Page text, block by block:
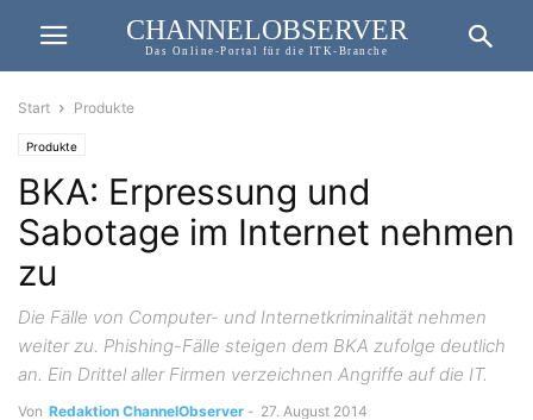
CHANNELOBSERVER
Das Online-Portal für die ITK-Branche
Start Produkte
Produkte
BKA: Erpressung und
Sabotage im Internet nehmen
zu
Die Fälle von Computer- und Internetkriminalität nehmen
weiter zu. Phishing-Fälle steigen dem BKA zufolge deutlich
an. Ein Drittel aller Firmen verzeichnen Angriffe auf die IT.
Von Redaktion ChannelObserver - 27. August 2014